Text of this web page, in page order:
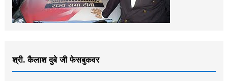
श्री. कैलाश दुबे जी फेसबुकवर